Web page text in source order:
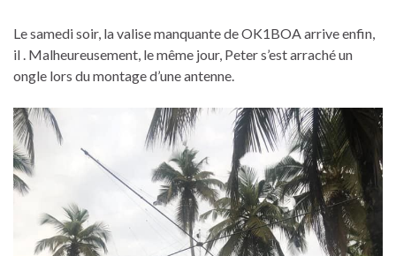
Le samedi soir, la valise manquante de OK1BOA arrive enfin,
il . Malheureusement, le même jour, Peter s’est arraché un
ongle lors du montage d’une antenne.